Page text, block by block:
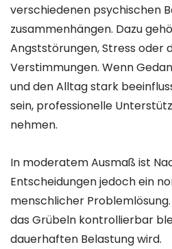
verschiedenen psychischen
zusammenhängen. Dazu
Angststörungen, Stress oder
Verstimmungen. Wenn
und den Alltag stark
sein, professionelle
nehmen.
In moderatem Ausmaß ist
Entscheidungen jedoch ein
menschlicher
das Grübeln kontrollierbar
dauerhaften Belastung wird.